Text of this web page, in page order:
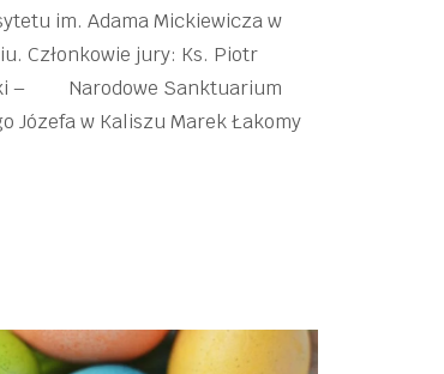
im. Adama Mickiewicza w
Członkowie jury: Ks. Piotr
– Narodowe Sanktuarium
Józefa w Kaliszu Marek Łakomy